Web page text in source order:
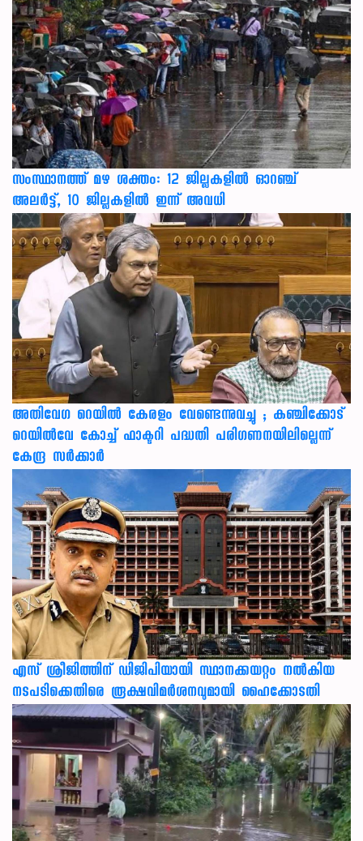
സംസ്ഥാനത്ത് മഴ ശക്തം: 12 ജില്ലകളിൽ ഓറഞ്ച്
അലർട്ട്, 10 ജില്ലകളിൽ ഇന്ന് അവധി
അതിവേഗ റെയിൽ കേരളം വേണ്ടെന്നുവച്ചു ; കഞ്ചിക്കോട്
റെയിൽവേ കോച്ച് ഫാക്ടറി പദ്ധതി പരിഗണനയിലില്ലെന്ന്
കേന്ദ്ര സർക്കാർ
എസ് ശ്രീജിത്തിന് ഡിജിപിയായി സ്ഥാനക്കയറ്റം നൽകിയ
നടപടിക്കെതിരെ രൂക്ഷവിമർശനവുമായി ഹൈക്കോടതി